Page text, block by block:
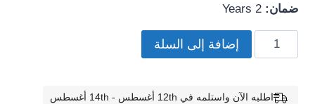
ضمان:
كمية
RAVPower
Power
إضافة إلى السلة
اطلبه الآن واستلمه في 12th أغسطس - 14th أغسطس